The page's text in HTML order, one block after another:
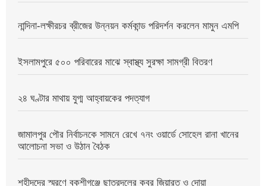
নান্দিনা-লক্ষীরচর ব্রীজের উন্নয়ন কর্মকান্ড পরিদর্শন করলেন মামুন এমপি
ইসলামপুরে ৫০০ পরিবারের মাঝে স্বাস্থ্য সুরক্ষা সামগ্রী বিতরণ
২৪ ঘণ্টার মাথায় যুগ্ম আহ্বায়কের পদত্যাগ
জামালপুর পৌর নির্বাচনকে সামনে রেখে ৭নং ওয়ার্ডে সোহেল রানা খানের
আলোচনা সভা ও উঠান বৈঠক
শহীদদের স্মরণে বকশীগঞ্জে ছাত্রদলের কবর জিয়ারত ও দোয়া